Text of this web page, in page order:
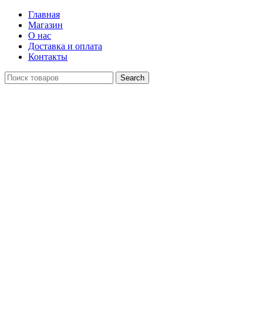
Главная
Магазин
О нас
Доставка и оплата
Контакты
Search